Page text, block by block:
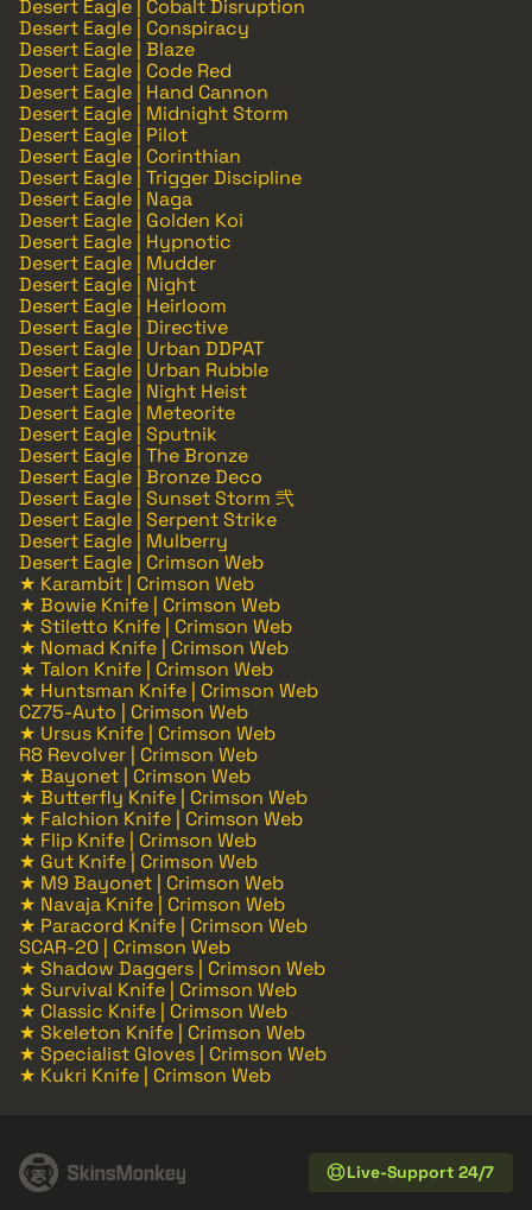
Desert Eagle | Cobalt Disruption
Desert Eagle | Conspiracy
Desert Eagle | Blaze
Desert Eagle | Code Red
Desert Eagle | Hand Cannon
Desert Eagle | Midnight Storm
Desert Eagle | Pilot
Desert Eagle | Corinthian
Desert Eagle | Trigger Discipline
Desert Eagle | Naga
Desert Eagle | Golden Koi
Desert Eagle | Hypnotic
Desert Eagle | Mudder
Desert Eagle | Night
Desert Eagle | Heirloom
Desert Eagle | Directive
Desert Eagle | Urban DDPAT
Desert Eagle | Urban Rubble
Desert Eagle | Night Heist
Desert Eagle | Meteorite
Desert Eagle | Sputnik
Desert Eagle | The Bronze
Desert Eagle | Bronze Deco
Desert Eagle | Sunset Storm 弐
Desert Eagle | Serpent Strike
Desert Eagle | Mulberry
Desert Eagle | Crimson Web
★ Karambit | Crimson Web
★ Bowie Knife | Crimson Web
★ Stiletto Knife | Crimson Web
★ Nomad Knife | Crimson Web
★ Talon Knife | Crimson Web
★ Huntsman Knife | Crimson Web
CZ75-Auto | Crimson Web
★ Ursus Knife | Crimson Web
R8 Revolver | Crimson Web
★ Bayonet | Crimson Web
★ Butterfly Knife | Crimson Web
★ Falchion Knife | Crimson Web
★ Flip Knife | Crimson Web
★ Gut Knife | Crimson Web
★ M9 Bayonet | Crimson Web
★ Navaja Knife | Crimson Web
★ Paracord Knife | Crimson Web
SCAR-20 | Crimson Web
★ Shadow Daggers | Crimson Web
★ Survival Knife | Crimson Web
★ Classic Knife | Crimson Web
★ Skeleton Knife | Crimson Web
★ Specialist Gloves | Crimson Web
★ Kukri Knife | Crimson Web
Live-Support 24/7